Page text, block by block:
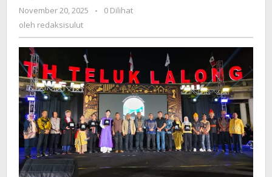
di
Festival
Celebes
November 20, 2025
oleh
-
0 Dilihat
oleh redaksisulut